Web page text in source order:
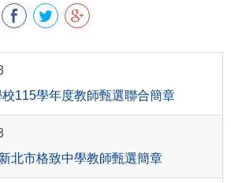
115學年度教師甄選聯合簡章
北市格致中學教師甄選簡章